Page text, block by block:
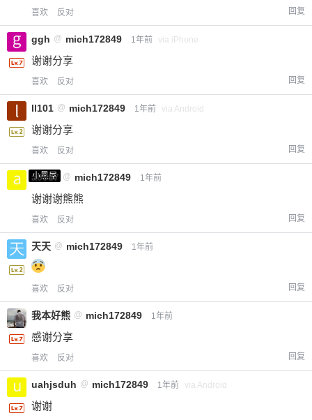
喜欢 反对 回复
ggh @ mich172849 1年前 via iPhone
谢谢分享
喜欢 反对 回复
ll101 @ mich172849 1年前 via Android
谢谢分享
喜欢 反对 回复
小黑屋
a0987 @ mich172849 1年前
谢谢谢熊熊
喜欢 反对 回复
天天 @ mich172849 1年前
喜欢 反对 回复
我本好熊 @ mich172849 1年前
感谢分享
喜欢 反对 回复
uahjsduh @ mich172849 1年前 via Android
谢谢